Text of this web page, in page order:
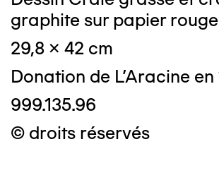
graphite sur papier rouge
29,8 x 42 cm
Donation de L'Aracine en
999.135.96
© droits réservés